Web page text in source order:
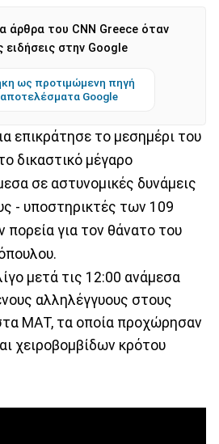
άρθρα του CNN Greece όταν
ειδήσεις στην Google
ως προτιμώμενη πηγή
Google
επικράτησε το μεσημέρι του
δικαστικό μέγαρο
σε αστυνομικές δυνάμεις
- υποστηρικτές των 109
για τον θάνατο του
μετά τις 12:00 ανάμεσα
αλληλέγγυους στους
ΜΑΤ, τα οποία προχώρησαν
χειροβομβίδων κρότου